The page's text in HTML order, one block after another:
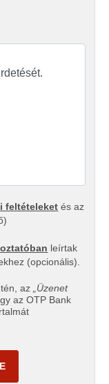
feltételeket és az
leírtak
(opcionális).
az
„Üzenet
az OTP Bank